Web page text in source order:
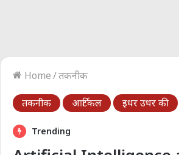
Home/तकनीक
तकनीक आर्टिकल इधर उधर की
Trending